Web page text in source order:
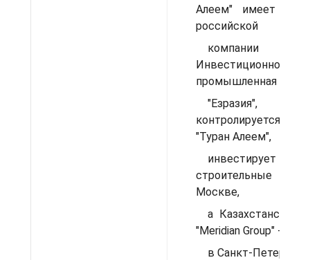
Алеем" имеет 20%
российской
компании
Инвестиционно-
промышленная
"Езразия",
контролируется
"Туран Алеем",
инвестирует
строительные
Москве,
а Казахстанский
"Meridian Group" -
в Санкт-